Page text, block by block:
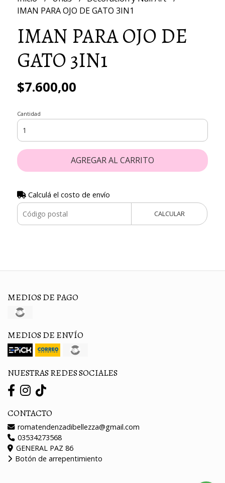
IMAN PARA OJO DE GATO 3IN1
IMAN PARA OJO DE
GATO 3IN1
$7.600,00
Cantidad
AGREGAR AL CARRITO
Calculá el costo de envío
CALCULAR
MEDIOS DE PAGO
MEDIOS DE ENVÍO
NUESTRAS REDES SOCIALES
CONTACTO
romatendenzadibellezza@gmail.com
03534273568
GENERAL PAZ 86
Botón de arrepentimiento